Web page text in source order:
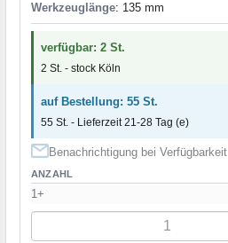
Werkzeuglänge: 135 mm
verfügbar: 2 St.
2 St. - stock Köln
auf Bestellung: 55 St.
55 St. - Lieferzeit 21-28 Tag (e)
Benachrichtigung bei Verfügbarkeit
ANZAHL
1+